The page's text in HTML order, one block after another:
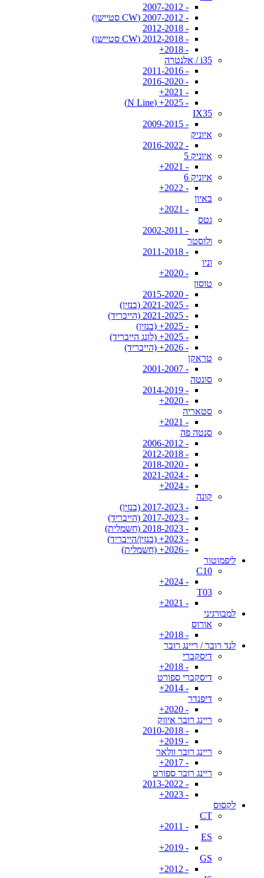
- 2007-2012
- 2007-2012 (CW סטיישן)
- 2012-2018
- 2012-2018 (CW סטיישן)
- 2018+
i35 / אלנטרה
- 2011-2016
- 2016-2020
- 2021+
- 2025+ (N Line)
IX35
- 2009-2015
איוניק
- 2016-2022
איוניק 5
- 2021+
איוניק 6
- 2022+
באיון
- 2021+
גטס
- 2002-2011
ולוסטר
- 2011-2018
וניו
- 2020+
טוסון
- 2015-2020
- 2021-2025 (בנזין)
- 2021-2025 (הייבריד)
- 2025+ (בנזין)
- 2025+ (לונג הייבריד)
- 2026+ (הייבריד)
טראקן
- 2001-2007
סונטה
- 2014-2019
- 2020+
סטאריה
- 2021+
סנטה פה
- 2006-2012
- 2012-2018
- 2018-2020
- 2021-2024
- 2024+
קונה
- 2017-2023 (בנזין)
- 2017-2023 (הייבריד)
- 2018-2023 (חשמלית)
- 2023+ (בנזין/הייבריד)
- 2026+ (חשמלית)
ליפמוטור
C10
- 2024+
T03
- 2021+
למבורגיני
אורוס
- 2018+
לנד רובר / ריינג רובר
דיסקברי
- 2018+
דיסקברי ספורט
- 2014+
דיפנדר
- 2020+
ריינג רובר איווק
- 2010-2018
- 2019+
ריינג רובר וולאר
- 2017+
ריינג רובר ספורט
- 2013-2022
- 2023+
לקסוס
CT
- 2011+
ES
- 2019+
GS
- 2012+